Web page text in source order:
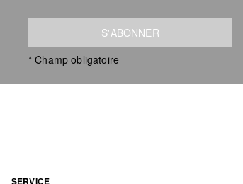
S'ABONNER
* Champ obligatoire
SERVICE